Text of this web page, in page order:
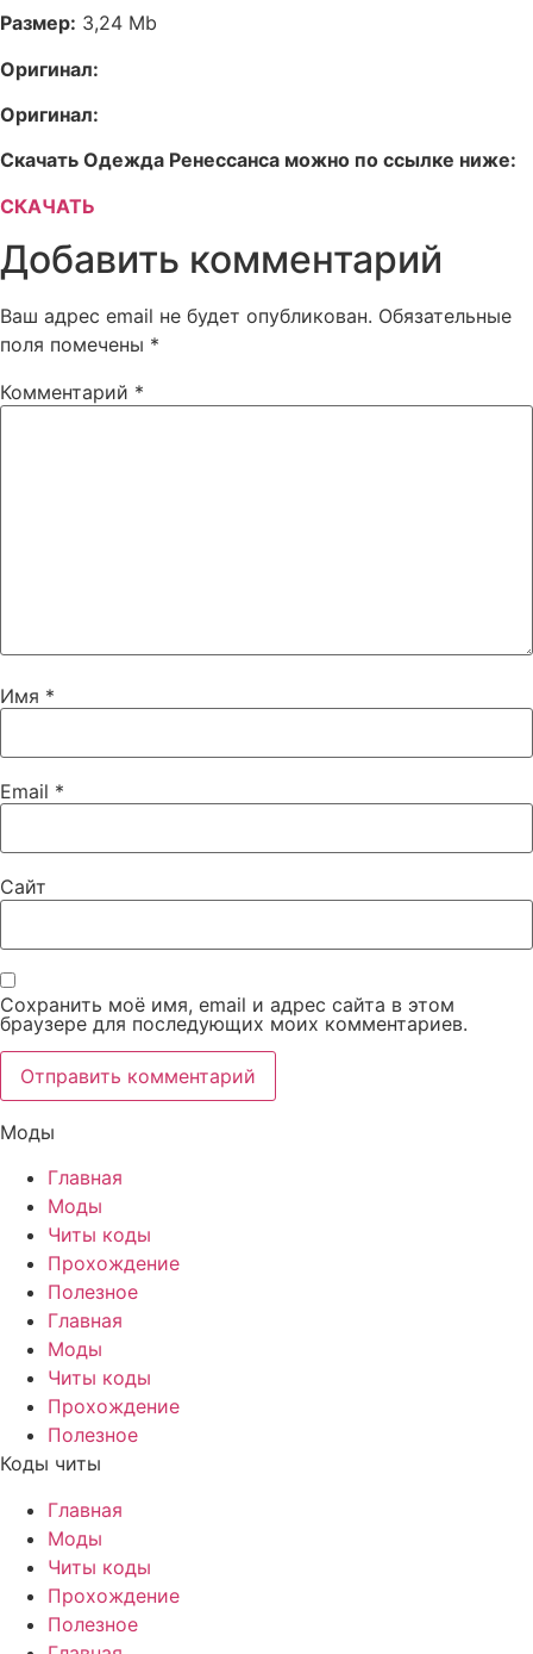
Размер: 3,24 Mb
Оригинал:
Оригинал:
Скачать Одежда Ренессанса можно по ссылке ниже:
СКАЧАТЬ
Добавить комментарий
Ваш адрес email не будет опубликован. Обязательные
поля помечены *
Комментарий *
Имя *
Email *
Сайт
Сохранить моё имя, email и адрес сайта в этом
браузере для последующих моих комментариев.
Моды
Главная
Моды
Читы коды
Прохождение
Полезное
Главная
Моды
Читы коды
Прохождение
Полезное
Коды читы
Главная
Моды
Читы коды
Прохождение
Полезное